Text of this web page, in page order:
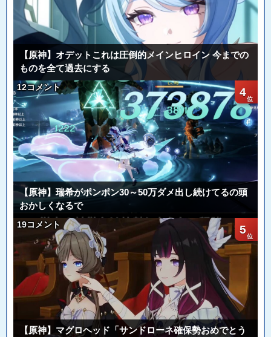
【原神】オデットこれは圧倒的メインヒロイン 今までの
ものを全て過去にする
4
12コメント
【原神】瑞希がポンポン30～50万ダメ出し続けてるの頭
おかしくなるで
5
19コメント
【原神】マグロヘッド「サンドローネ確保勢おめでとう